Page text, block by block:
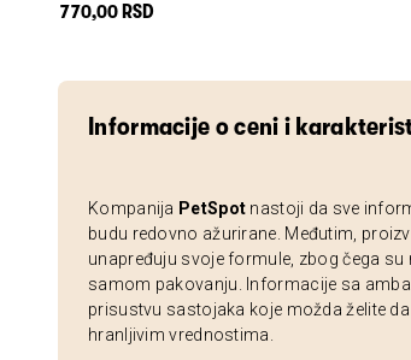
770,00 RSD
Informacije o ceni i
Kompanija PetSpot nastoji da sve
budu redovno ažurirane. Međutim,
unapređuju svoje formule, zbog čega
samom pakovanju. Informacije sa
prisustvu sastojaka koje možda želite
hranljivim vrednostima.